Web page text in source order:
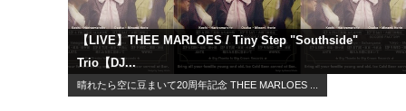
【LIVE】THEE MARLOES / Tiny Step "Southside"
Trio【DJ...
晴れたら空に豆まいて20周年記念 THEE MARLOES ...